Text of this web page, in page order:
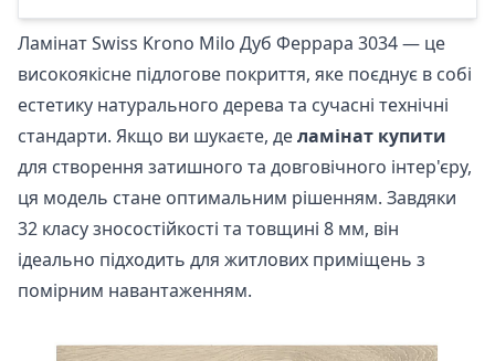
Ламінат Swiss Krono Milo Дуб Феррара 3034 — це
високоякісне підлогове покриття, яке поєднує в собі
естетику натурального дерева та сучасні технічні
стандарти. Якщо ви шукаєте, деламінат купити
для створення затишного та довговічного інтер'єру,
ця модель стане оптимальним рішенням. Завдяки
32 класу зносостійкості та товщині 8 мм, він
ідеально підходить для житлових приміщень з
помірним навантаженням.